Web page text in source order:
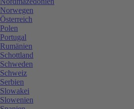
Norwegen
Österreich
Polen
Portugal
Rumänien
Schottland
Schweden
Schweiz
Serbien
Slowakei
Slowenien